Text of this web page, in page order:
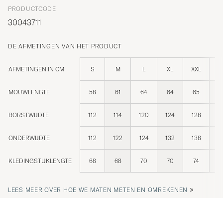
PRODUCTCODE
30043711
DE AFMETINGEN VAN HET PRODUCT
AFMETINGEN IN CM S M L XL XXL
MOUWLENGTE 58 61 64 64 65
BORSTWIJDTE 112 114 120 124 128
ONDERWIJDTE 112 122 124 132 138
KLEDINGSTUKLENGTE 68 68 70 70 74
LEES MEER OVER HOE WE MATEN METEN EN OMREKENEN »